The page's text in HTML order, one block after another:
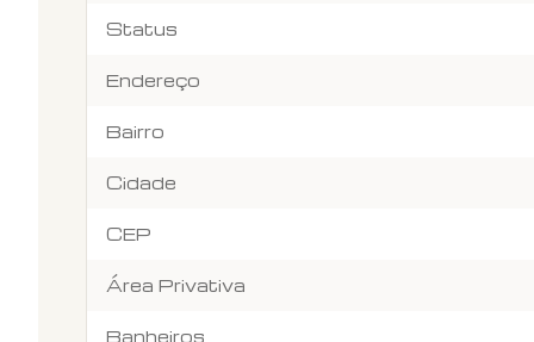
Status
Endereço
Bairro
Cidade
CEP
Área Privativa
Banheiros